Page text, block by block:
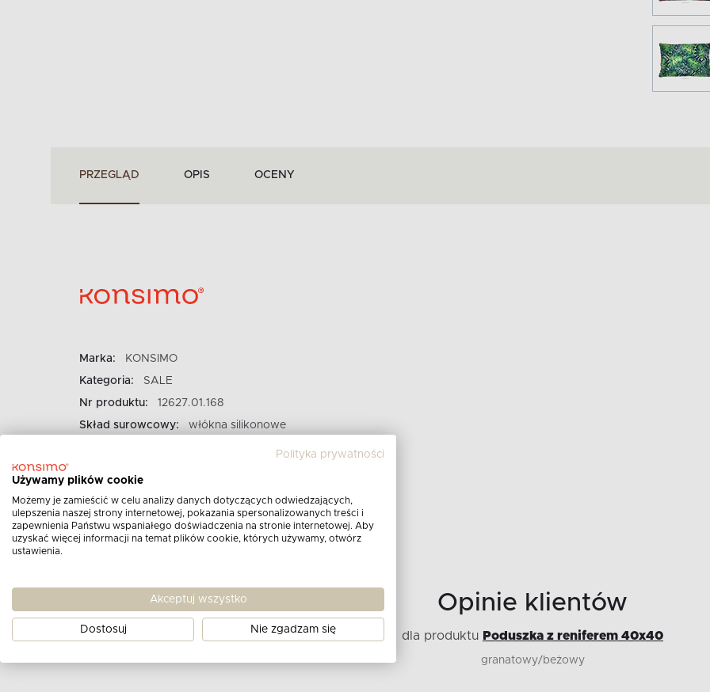
PRZEGLĄD OPIS OCENY
Marka:
KONSIMO
Kategoria:
SALE
Nr produktu:
12627.01.168
Skład surowcowy:
włókna silikonowe
Opinie klientów
dla produktu Poduszka z reniferem 40x40
granatowy/beżowy
Polityka prywatności
Używamy plików cookie
Możemy je zamieścić w celu analizy danych dotyczących odwiedzających,
ulepszenia naszej strony internetowej, pokazania spersonalizowanych treści i
zapewnienia Państwu wspaniałego doświadczenia na stronie internetowej. Aby
uzyskać więcej informacji na temat plików cookie, których używamy, otwórz
ustawienia.
Akceptuj wszystko
Dostosuj Nie zgadzam się